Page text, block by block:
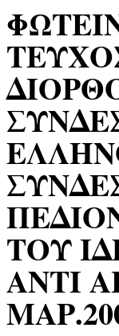
ΤΟΥ
ΑΝΤI